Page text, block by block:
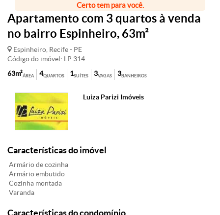
Certo tem para você.
Apartamento com 3 quartos à venda
no bairro Espinheiro, 63m²
Espinheiro, Recife - PE
Código do imóvel: LP 314
ÁREA
63m² QUARTOS
4 SUÍTES
1 VAGAS
3 BANHEIROS
3
Luiza Parizi Imóveis
Características do imóvel
Armário de cozinha
Armário embutido
Cozinha montada
Varanda